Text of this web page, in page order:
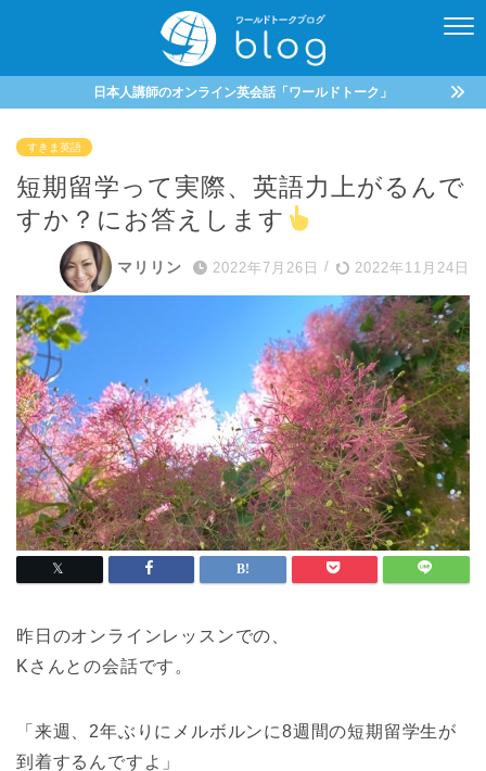
日本人講師のオンライン英会話「ワールドトーク」
すきま英語
短期留学って実際、英語力上がるんで
すか？にお答えします
マリリン 2022年7月26日 / 2022年11月24日
昨日のオンラインレッスンでの、
Kさんとの会話です。
「来週、2年ぶりにメルボルンに8週間の短期留学生が
到着するんですよ」